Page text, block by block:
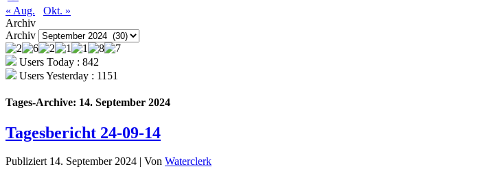
« Aug.
Okt. »
Archiv
Archiv
Users Today : 842
Users Yesterday : 1151
Tages-Archive: 14. September 2024
Tagesbericht 24-09-14
Publiziert 14. September 2024 | Von Waterclerk